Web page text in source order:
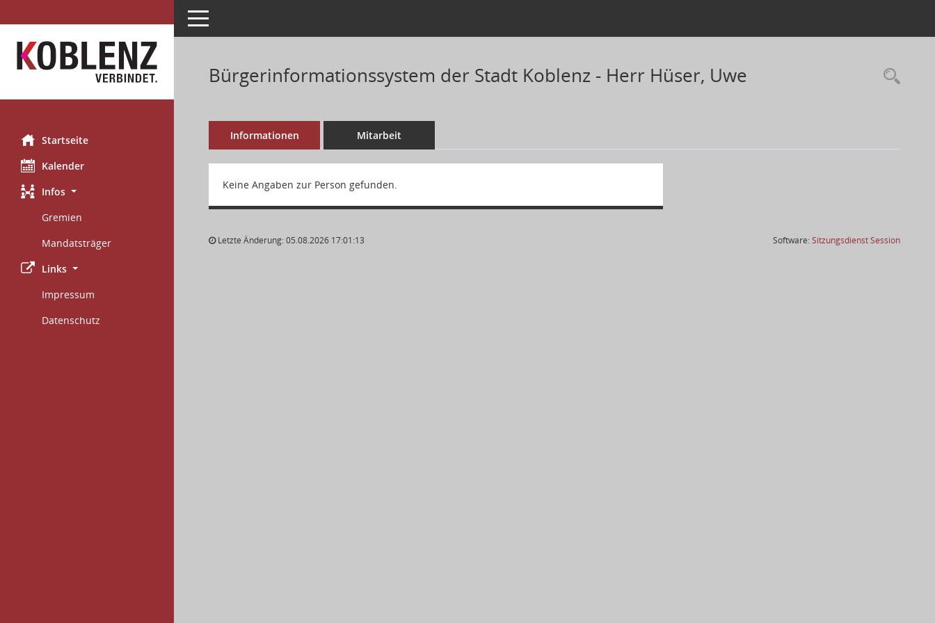
Startseite
Kalender
Infos
Gremien
Mandatsträger
Links
Impressum
Datenschutz
Toggle navigation
Bürgerinformationssystem der Stadt Koblenz - Herr Hüser, Uwe
Informationen Mitarbeit
Keine Angaben zur Person gefunden.
Letzte Änderung: 05.08.2026 17:01:13 Software:SitzungsdienstSession(Wird in